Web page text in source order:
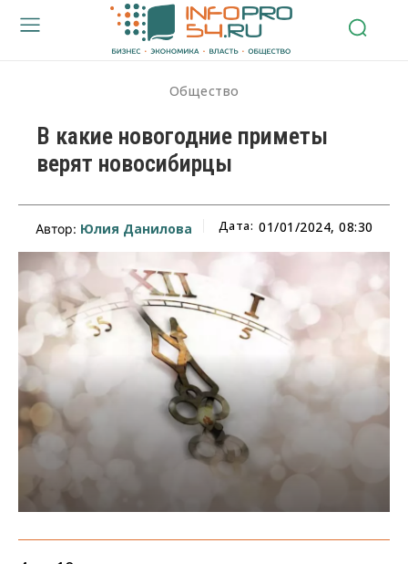
Общество
В какие новогодние приметы
верят новосибирцы
Автор: Юлия Данилова Дата: 01/01/2024, 08:30